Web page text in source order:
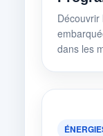
Découvrir
dans les